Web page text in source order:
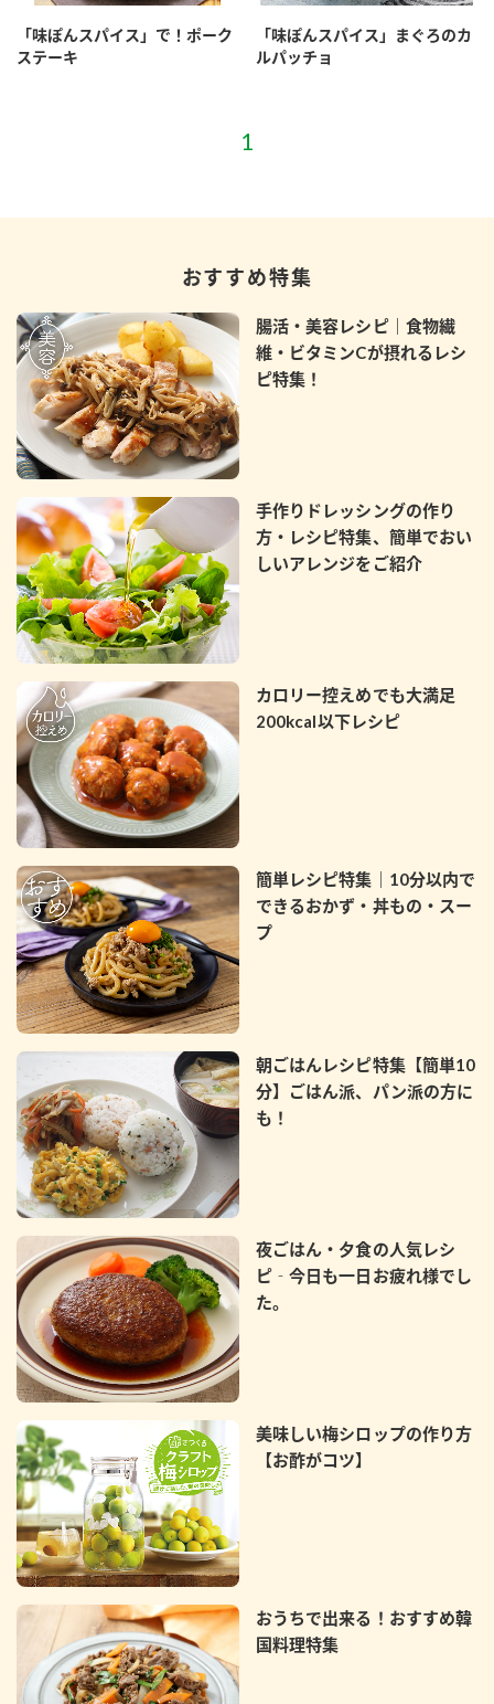
「味ぽんスパイス」で！ポーク
ステーキ
「味ぽんスパイス」まぐろのカ
ルパッチョ
おすすめ特集
腸活・美容レシピ｜食物繊
維・ビタミンCが摂れるレシ
ピ特集！
手作りドレッシングの作り
方・レシピ特集、簡単でおい
しいアレンジをご紹介
カロリー控えめでも大満足
200kcal以下レシピ
簡単レシピ特集｜10分以内で
できるおかず・丼もの・スー
プ
朝ごはんレシピ特集【簡単10
分】ごはん派、パン派の方に
も！
夜ごはん・夕食の人気レシ
ピ‐今日も一日お疲れ様でし
た。
美味しい梅シロップの作り方
【お酢がコツ】
おうちで出来る！おすすめ韓
国料理特集